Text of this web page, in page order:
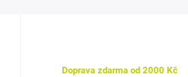
Doprava zdarma od 2000 Kč